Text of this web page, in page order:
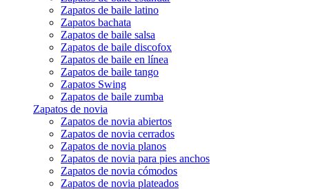
Zapatos de baile latino
Zapatos bachata
Zapatos de baile salsa
Zapatos de baile discofox
Zapatos de baile en línea
Zapatos de baile tango
Zapatos Swing
Zapatos de baile zumba
Zapatos de novia
Zapatos de novia abiertos
Zapatos de novia cerrados
Zapatos de novia planos
Zapatos de novia para pies anchos
Zapatos de novia cómodos
Zapatos de novia plateados